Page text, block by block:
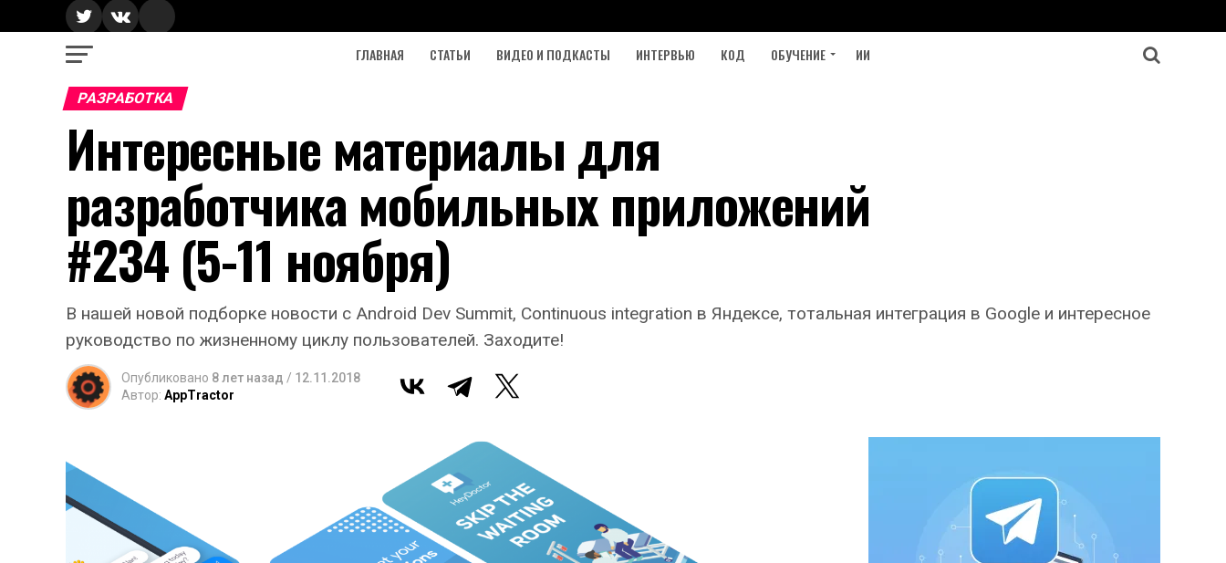
ГЛАВНАЯ СТАТЬИ ВИДЕО И ПОДКАСТЫ ИНТЕРВЬЮ КОД ОБУЧЕНИЕ ИИ
РАЗРАБОТКА
Интересные материалы для
разработчика мобильных приложений
#234 (5-11 ноября)
В нашей новой подборке новости с Android Dev Summit, Continuous integration в Яндексе, тотальная интеграция в Google и интересное
руководство по жизненному циклу пользователей. Заходите!
Опубликовано 8 лет назад / 12.11.2018
Автор: AppTractor